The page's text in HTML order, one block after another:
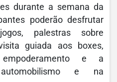
durante a semana da
poderão desfrutar
palestras sobre
guiada aos boxes,
e a
e na